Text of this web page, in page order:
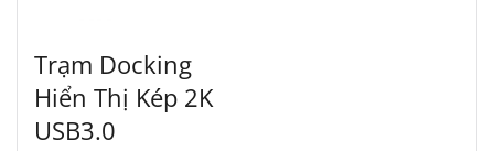
Trạm Docking
Hiển Thị Kép 2K
USB3.0